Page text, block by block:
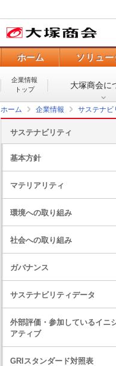
ホーム ソリュ
企業情報
トップ
大塚商会に
ホーム 企業情報 サステナビ
サステナビリティ
基本方針
マテリアリティ
環境への取り組み
社会への取り組み
ガバナンス
サステナビリティデータ
外部評価・参加しているイニ
アティブ
GRIスタンダード対照表